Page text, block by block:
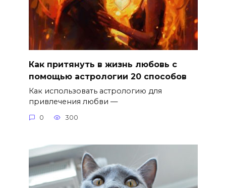
Как притянуть в жизнь любовь с
помощью астрологии 20 способов
Как использовать астрологию для
привлечения любви —
0 300